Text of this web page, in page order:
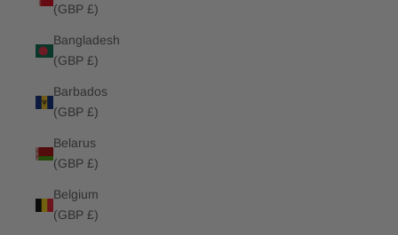
(GBP £)
Bangladesh
(GBP £)
Barbados
(GBP £)
Belarus
(GBP £)
Belgium
(GBP £)